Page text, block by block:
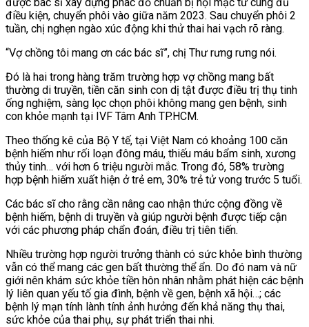
điều kiện, chuyển phôi vào giữa năm 2023. Sau chuyển phôi 2
tuần, chị nghẹn ngào xúc động khi thử thai hai vạch rõ ràng.
“Vợ chồng tôi mang ơn các bác sĩ”, chị Thư rưng rưng nói.
Đó là hai trong hàng trăm trường hợp vợ chồng mang bất
thường di truyền, tiền căn sinh con dị tật được điều trị thụ tinh
ống nghiệm, sàng lọc chọn phôi không mang gen bệnh, sinh
con khỏe mạnh tại IVF Tâm Anh TP.HCM.
Theo thống kê của Bộ Y tế, tại Việt Nam có khoảng 100 căn
bệnh hiếm như rối loạn đông máu, thiếu máu bẩm sinh, xương
thủy tinh… với hơn 6 triệu người mắc. Trong đó, 58% trường
hợp bệnh hiếm xuất hiện ở trẻ em, 30% trẻ tử vong trước 5 tuổi.
Các bác sĩ cho rằng cần nâng cao nhận thức cộng đồng về
bệnh hiếm, bệnh di truyền và giúp người bệnh được tiếp cận
với các phương pháp chẩn đoán, điều trị tiên tiến.
Nhiều trường hợp người trưởng thành có sức khỏe bình thường
vẫn có thể mang các gen bất thường thể ẩn. Do đó nam và nữ
giới nên khám sức khỏe tiền hôn nhân nhằm phát hiện các bệnh
lý liên quan yếu tố gia đình, bệnh về gen, bệnh xã hội…; các
bệnh lý mạn tính lành tính ảnh hưởng đến khả năng thụ thai,
sức khỏe của thai phụ, sự phát triển thai nhi.